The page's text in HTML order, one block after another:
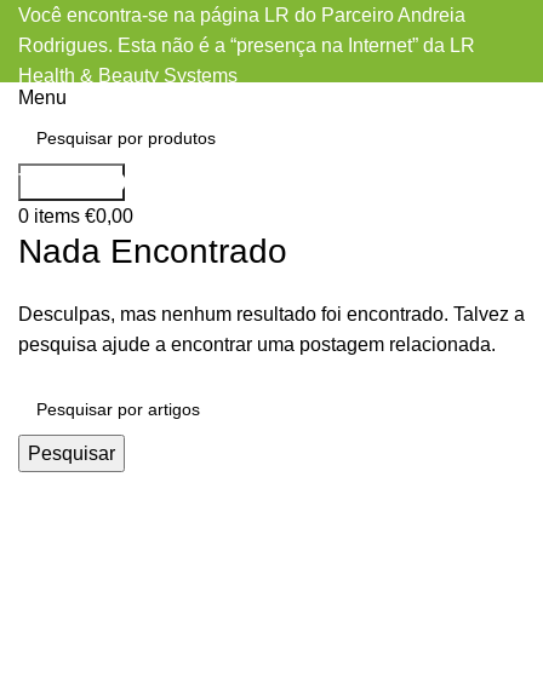
Você encontra-se na página LR do Parceiro Andreia
Rodrigues. Esta não é a “presença na Internet” da LR
Health & Beauty Systems
Menu
0 items €0,00
fling.com dating sites hookup
Nada Encontrado
Desculpas, mas nenhum resultado foi encontrado. Talvez a
pesquisa ajude a encontrar uma postagem relacionada.
Pesquisar